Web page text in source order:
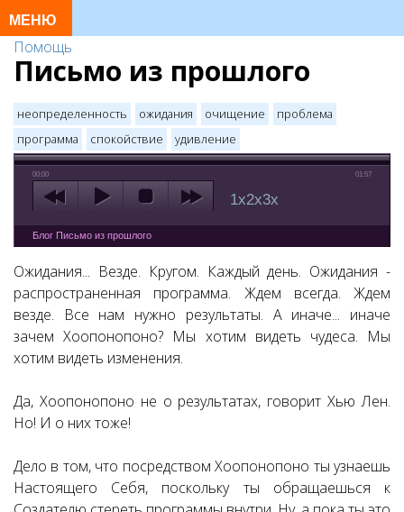
Помощь
Письмо из прошлого
неопределенность ожидания очищение
проблема
программа
спокойствие удивление
00:00 01:57
1x2x3x
Блог Письмо из прошлого
Ожидания... Везде. Кругом. Каждый день. Ожидания -
распространенная программа. Ждем всегда. Ждем
везде. Все нам нужно результаты. А иначе... иначе
зачем Хоопонопоно? Мы хотим видеть чудеса. Мы
хотим видеть изменения.
Да, Хоопонопоно не о результатах, говорит Хью Лен.
Но! И о них тоже!
Дело в том, что посредством Хоопонопоно ты узнаешь
Настоящего Себя, поскольку ты обращаешься к